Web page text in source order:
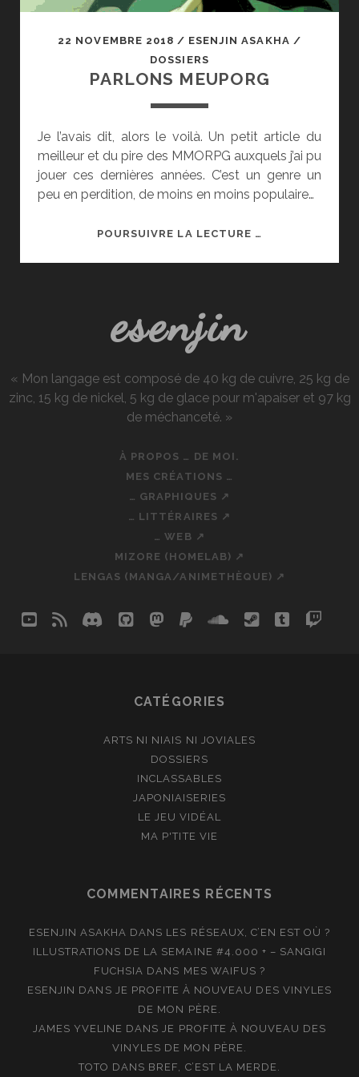
22 NOVEMBRE 2018 / ESENJIN ASAKHA /
DOSSIERS
PARLONS MEUPORG
Je l’avais dit, alors le voilà. Un petit article du
meilleur et du pire des MMORPG auxquels j’ai pu
jouer ces dernières années. C’est un genre un
peu en perdition, de moins en moins populaire…
POURSUIVRE LA LECTURE …
esenjin
« Mon langage est composé de 40 kg de cuivre, 25 kg de
zinc, 15 kg de nickel, 5 kg de glace pour m'apaiser et 97 kg
de méchanceté. »
À PROPOS … DE MOI.
MES CRÉATIONS …
… GRAPHIQUES ↗
… LITTÉRAIRES ↗
… WEB ↗
MIZORE (HOMELAB) ↗
LENGAS (MANGA/ANIMETHÈQUE) ↗
youtube
rss discord
githubmastodon
paypalsoundcloud
steamtumblr
CATÉGORIES
ARTS NI NIAIS NI JOVIALES
DOSSIERS
INCLASSABLES
JAPONIAISERIES
LE JEU VIDÉAL
MA P'TITE VIE
COMMENTAIRES RÉCENTS
ESENJIN ASAKHA DANS LES RÉSEAUX, C’EN EST OÙ ?
ILLUSTRATIONS DE LA SEMAINE #4.000 + – SANGIGI
FUCHSIA DANS MES WAIFUS ?
ESENJIN DANS JE PROFITE À NOUVEAU DES VINYLES
DE MON PÈRE.
JAMES YVELINE DANSJE PROFITE À NOUVEAU DES
VINYLES DE MON PÈRE.
TOTO DANS BREF, C’EST LA MERDE.